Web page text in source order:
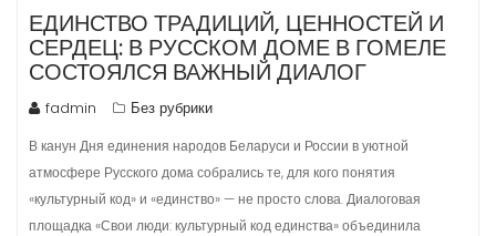
ЕДИНСТВО ТРАДИЦИЙ, ЦЕННОСТЕЙ И
СЕРДЕЦ: В РУССКОМ ДОМЕ В ГОМЕЛЕ
СОСТОЯЛСЯ ВАЖНЫЙ ДИАЛОГ
fadmin Без рубрики
В канун Дня единения народов Беларуси и России в уютной
атмосфере Русского дома собрались те, для кого понятия
«культурный код» и «единство» — не просто слова. Диалоговая
площадка «Свои люди: культурный код единства» объединила